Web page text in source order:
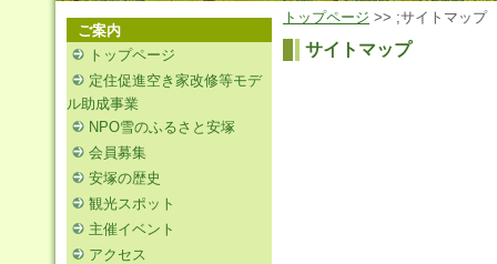
ご案内
トップページ
定住促進空き家改修等モデ
ル助成事業
NPO雪のふるさと安塚
会員募集
安塚の歴史
観光スポット
主催イベント
アクセス
トップページ >> ;サイトマップ
サイトマップ